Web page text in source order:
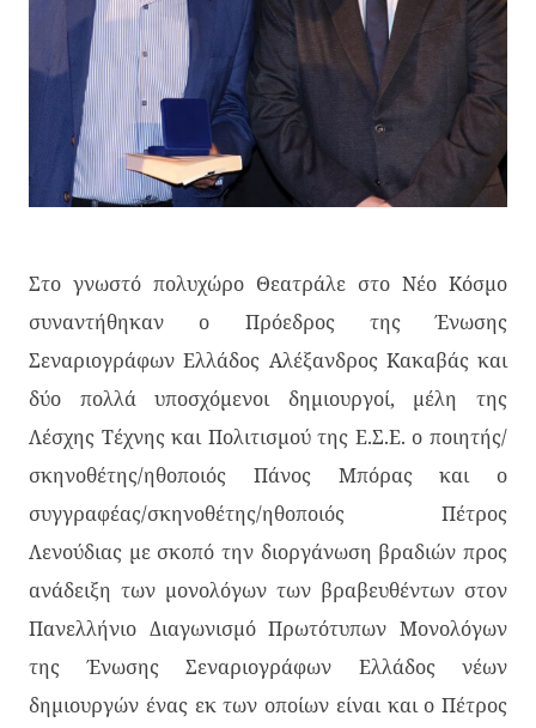
Στο γνωστό πολυχώρο Θεατράλε στο Νέο Κόσμο
συναντήθηκαν ο Πρόεδρος της Ένωσης
Σεναριογράφων Ελλάδος Αλέξανδρος Κακαβάς και
δύο πολλά υποσχόμενοι δημιουργοί, μέλη της
Λέσχης Τέχνης και Πολιτισμού της Ε.Σ.Ε. ο ποιητής/
σκηνοθέτης/ηθοποιός Πάνος Μπόρας και ο
συγγραφέας/σκηνοθέτης/ηθοποιός Πέτρος
Λενούδιας με σκοπό την διοργάνωση βραδιών προς
ανάδειξη των μονολόγων των βραβευθέντων στον
Πανελλήνιο Διαγωνισμό Πρωτότυπων Μονολόγων
της Ένωσης Σεναριογράφων Ελλάδος νέων
δημιουργών ένας εκ των οποίων είναι και ο Πέτρος